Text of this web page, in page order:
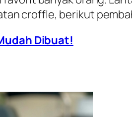
croffle, berikut
Dibuat!